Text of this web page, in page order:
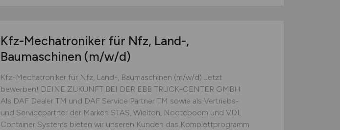
Kfz-Mechatroniker für Nfz, Land-,
Baumaschinen (m/w/d)
Kfz-Mechatroniker für Nfz, Land-, Baumaschinen (m/w/d) Jetzt
bewerben! DEINE ZUKUNFT BEI DER EBB TRUCK-CENTER GMBH
Als DAF Dealer TM und DAF Service Partner TM sowie als Vertriebs-
und Servicepartner der Marken STAS, Wielton, Nooteboom und VDL
Container Systems bieten wir unseren Kunden das Komplettprogramm